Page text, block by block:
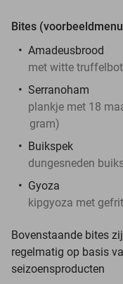
Bites
Amadeusbrood
met witte
Serranoham
plankje met 18
gram)
Buikspek
dungesneden
Gyoza
kipgyoza met
Bovenstaande bites
regelmatig op basis
seizoensproducten